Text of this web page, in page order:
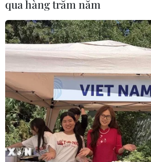
Pháp trục xuất 231 đối
tử cực đoan
19/10/2020 06:26
Nguồn tin của Hiệp hội Cảnh sát
qua hàng trăm năm